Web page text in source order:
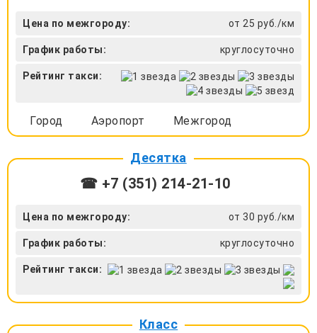
Цена по межгороду: от 25 руб./км
График работы: круглосуточно
Рейтинг такси:
Город Аэропорт Межгород
Десятка
☎ +7 (351) 214-21-10
Цена по межгороду: от 30 руб./км
График работы: круглосуточно
Рейтинг такси:
Класс